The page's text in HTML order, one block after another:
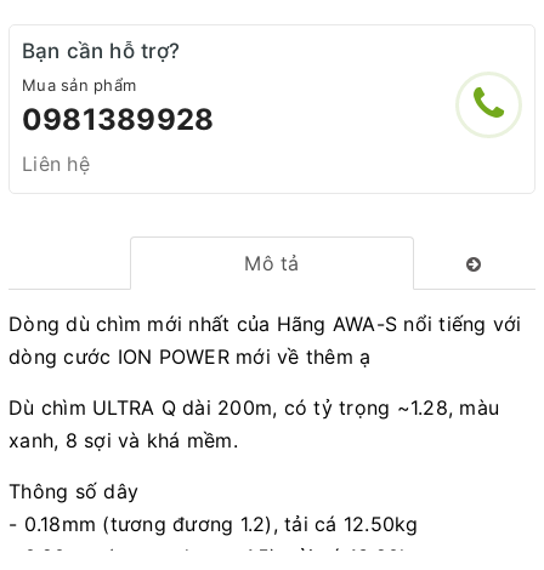
Bạn cần hỗ trợ?
Mua sản phẩm
0981389928
Liên hệ
Mô tả
Dòng dù chìm mới nhất của Hãng AWA-S nổi tiếng với
dòng cước ION POWER mới về thêm ạ
Dù chìm ULTRA Q dài 200m, có tỷ trọng ~1.28, màu
xanh, 8 sợi và khá mềm.
Thông số dây
- 0.18mm (tương đương 1.2), tải cá 12.50kg
- 0.20mm (tương đương 1.5), tải cá 13.90kg